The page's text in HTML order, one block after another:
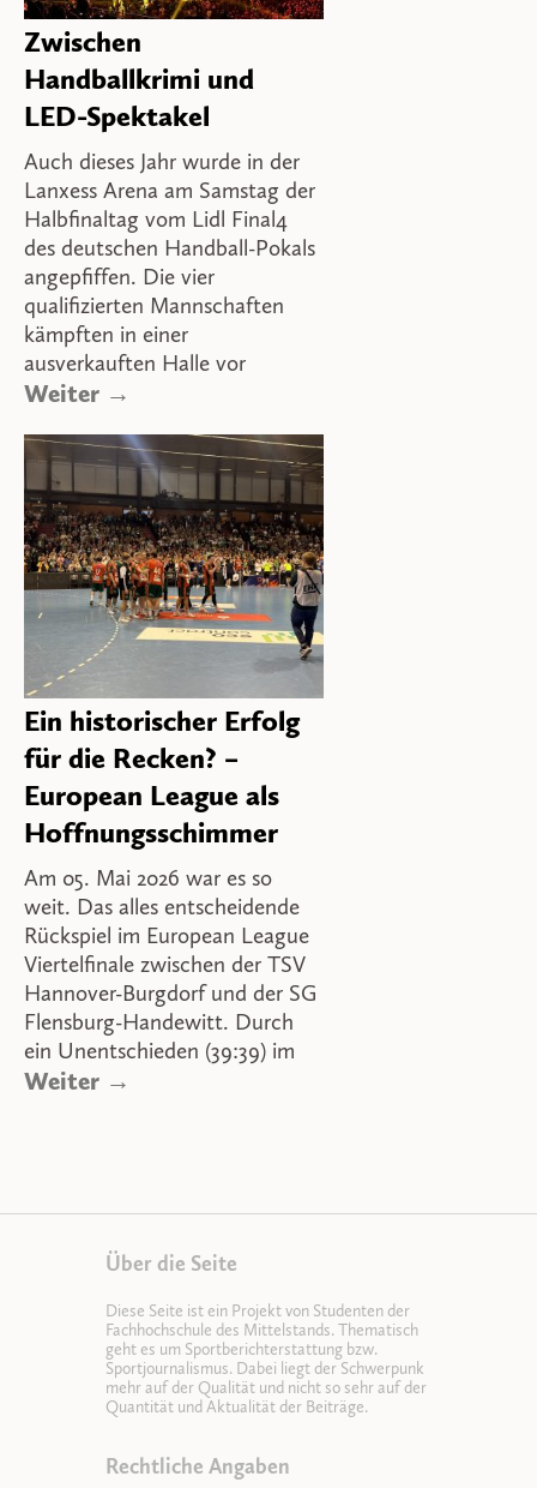
Zwischen
Handballkrimi und
LED-Spektakel
Auch dieses Jahr wurde in der
Lanxess Arena am Samstag der
Halbfinaltag vom Lidl Final4
des deutschen Handball-Pokals
angepfiffen. Die vier
qualifizierten Mannschaften
kämpften in einer
ausverkauften Halle vor
Weiter →
Ein historischer Erfolg
für die Recken? –
European League als
Hoffnungsschimmer
Am 05. Mai 2026 war es so
weit. Das alles entscheidende
Rückspiel im European League
Viertelfinale zwischen der TSV
Hannover-Burgdorf und der SG
Flensburg-Handewitt. Durch
ein Unentschieden (39:39) im
Weiter →
Über die Seite
Diese Seite ist ein Projekt von Studenten der
Fachhochschule des Mittelstands. Thematisch
geht es um Sportberichterstattung bzw.
Sportjournalismus. Dabei liegt der Schwerpunk
mehr auf der Qualität und nicht so sehr auf der
Quantität und Aktualität der Beiträge.
Rechtliche Angaben